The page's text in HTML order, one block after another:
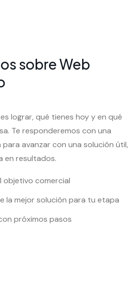
sobre Web
lograr, qué tienes hoy y en qué
Te responderemos con una
avanzar con una solución útil,
en resultados.
objetivo comercial
la mejor solución para tu etapa
próximos pasos